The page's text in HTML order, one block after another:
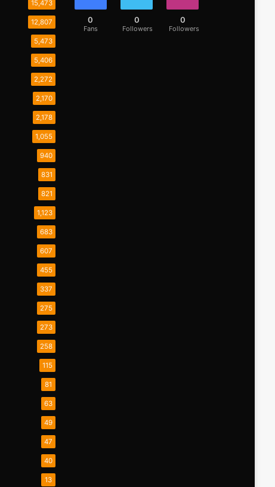
15,473
12,807
5,473
5,406
2,272
2,170
2,178
1,055
940
831
821
1,123
683
607
455
337
275
273
258
115
81
63
49
47
40
13
0
Fans
0
Followers
0
Followers